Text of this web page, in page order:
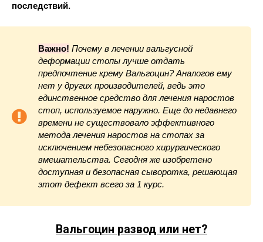
последствий.
Важно! Почему в лечении вальгусной
деформации стопы лучше отдать
предпочтение крему Вальгоцин? Аналогов ему
нет у других производителей, ведь это
единственное средство для лечения наростов
стоп, используемое наружно. Еще до недавнего
времени не существовало эффективного
метода лечения наростов на стопах за
исключением небезопасного хирургического
вмешательства. Сегодня же изобретено
доступная и безопасная сыворотка, решающая
этот дефект всего за 1 курс.
Вальгоцин развод или нет?